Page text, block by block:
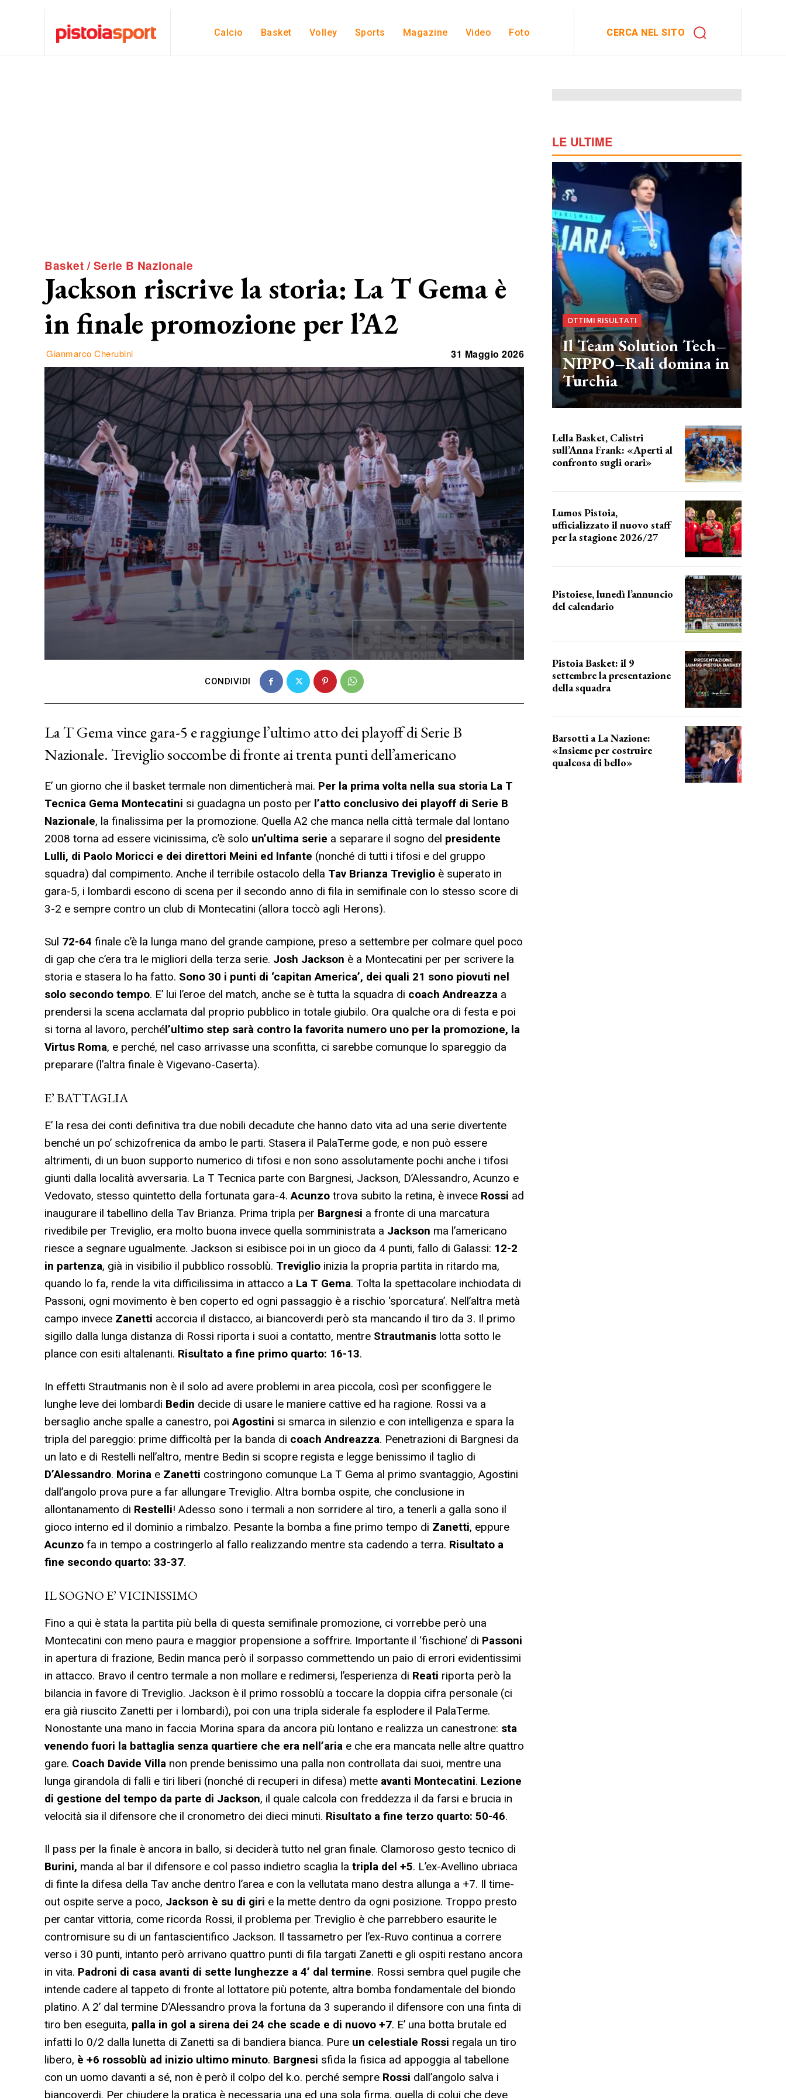
Calcio Basket Volley Sports Magazine Video Foto CERCA NEL SITO
Basket / Serie B Nazionale
Jackson riscrive la storia: La T Gema è
in finale promozione per l’A2
Gianmarco Cherubini 31 Maggio 2026
CONDIVIDI
La T Gema vince gara-5 e raggiunge l’ultimo atto dei playoff di Serie B
Nazionale. Treviglio soccombe di fronte ai trenta punti dell’americano
E’ un giorno che il basket termale non dimenticherà mai. Per la prima volta nella sua storia La T
Tecnica Gema Montecatini si guadagna un posto per l’atto conclusivo dei playoff di Serie B
Nazionale, la finalissima per la promozione. Quella A2 che manca nella città termale dal lontano
2008 torna ad essere vicinissima, c’è solo un’ultima serie a separare il sogno del presidente
Lulli, di Paolo Moricci e dei direttori Meini ed Infante (nonché di tutti i tifosi e del gruppo
squadra) dal compimento. Anche il terribile ostacolo della Tav Brianza Treviglio è superato in
gara-5, i lombardi escono di scena per il secondo anno di fila in semifinale con lo stesso score di
3-2 e sempre contro un club di Montecatini (allora toccò agli Herons).
Sul 72-64 finale c’è la lunga mano del grande campione, preso a settembre per colmare quel poco
di gap che c’era tra le migliori della terza serie. Josh Jackson è a Montecatini per per scrivere la
storia e stasera lo ha fatto. Sono 30 i punti di ‘capitan America’, dei quali 21 sono piovuti nel
solo secondo tempo. E’ lui l’eroe del match, anche se è tutta la squadra di coach Andreazza a
prendersi la scena acclamata dal proprio pubblico in totale giubilo. Ora qualche ora di festa e poi
si torna al lavoro, perchél’ultimo step sarà contro la favorita numero uno per la promozione, la
Virtus Roma, e perché, nel caso arrivasse una sconfitta, ci sarebbe comunque lo spareggio da
preparare (l’altra finale è Vigevano-Caserta).
E’ BATTAGLIA
E’ la resa dei conti definitiva tra due nobili decadute che hanno dato vita ad una serie divertente
benché un po’ schizofrenica da ambo le parti. Stasera il PalaTerme gode, e non può essere
altrimenti, di un buon supporto numerico di tifosi e non sono assolutamente pochi anche i tifosi
giunti dalla località avversaria. La T Tecnica parte con Bargnesi, Jackson, D’Alessandro, Acunzo e
Vedovato, stesso quintetto della fortunata gara-4.Acunzo trova subito la retina, è invece Rossi ad
inaugurare il tabellino della Tav Brianza. Prima tripla per Bargnesi a fronte di una marcatura
rivedibile per Treviglio, era molto buona invece quella somministrata a Jackson ma l’americano
riesce a segnare ugualmente. Jackson si esibisce poi in un gioco da 4 punti, fallo di Galassi: 12-2
in partenza, già in visibilio il pubblico rossoblù. Treviglio inizia la propria partita in ritardo ma,
quando lo fa, rende la vita difficilissima in attacco a La T Gema. Tolta la spettacolare inchiodata di
Passoni, ogni movimento è ben coperto ed ogni passaggio è a rischio ‘sporcatura’. Nell’altra metà
campo invece Zanetti accorcia il distacco, ai biancoverdi però sta mancando il tiro da 3. Il primo
sigillo dalla lunga distanza di Rossi riporta i suoi a contatto, mentre Strautmanis lotta sotto le
plance con esiti altalenanti. Risultato a fine primo quarto: 16-13.
In effetti Strautmanis non è il solo ad avere problemi in area piccola, così per sconfiggere le
lunghe leve dei lombardi Bedin decide di usare le maniere cattive ed ha ragione. Rossi va a
bersaglio anche spalle a canestro, poiAgostini si smarca in silenzio e con intelligenza e spara la
tripla del pareggio: prime difficoltà per la banda di coach Andreazza. Penetrazioni di Bargnesi da
un lato e di Restelli nell’altro, mentre Bedin si scopre regista e legge benissimo il taglio di
D’Alessandro. Morina e Zanetti costringono comunque La T Gema al primo svantaggio, Agostini
dall’angolo prova pure a far allungare Treviglio. Altra bomba ospite, che conclusione in
allontanamento di Restelli! Adesso sono i termali a non sorridere al tiro, a tenerli a galla sono il
gioco interno ed il dominio a rimbalzo. Pesante la bomba a fine primo tempo di Zanetti, eppure
Acunzo fa in tempo a costringerlo al fallo realizzando mentre sta cadendo a terra. Risultato a
fine secondo quarto: 33-37.
IL SOGNO E’ VICINISSIMO
Fino a qui è stata la partita più bella di questa semifinale promozione, ci vorrebbe però una
Montecatini con meno paura e maggior propensione a soffrire. Importante il ‘fischione’ di Passoni
in apertura di frazione, Bedin manca però il sorpasso commettendo un paio di errori evidentissimi
in attacco. Bravo il centro termale a non mollare e redimersi, l’esperienza di Reati riporta però la
bilancia in favore di Treviglio. Jackson è il primo rossoblù a toccare la doppia cifra personale (ci
era già riuscito Zanetti per i lombardi), poi con una tripla siderale fa esplodere il PalaTerme.
Nonostante una mano in faccia Morina spara da ancora più lontano e realizza un canestrone: sta
venendo fuori la battaglia senza quartiere che era nell’aria e che era mancata nelle altre quattro
gare. Coach Davide Villa non prende benissimo una palla non controllata dai suoi, mentre una
lunga girandola di falli e tiri liberi (nonché di recuperi in difesa) mette avanti Montecatini. Lezione
di gestione del tempo da parte di Jackson, il quale calcola con freddezza il da farsi e brucia in
velocità sia il difensore che il cronometro dei dieci minuti. Risultato a fine terzo quarto: 50-46.
Il pass per la finale è ancora in ballo, si deciderà tutto nel gran finale. Clamoroso gesto tecnico di
Burini, manda al bar il difensore e col passo indietro scaglia la tripla del +5. L’ex-Avellino ubriaca
di finte la difesa della Tav anche dentro l’area e con la vellutata mano destra allunga a +7. Il time-
out ospite serve a poco, Jackson è su di giri e la mette dentro da ogni posizione. Troppo presto
per cantar vittoria, come ricorda Rossi, il problema per Treviglio è che parrebbero esaurite le
contromisure su di un fantascientifico Jackson. Il tassametro per l’ex-Ruvo continua a correre
verso i 30 punti, intanto però arrivano quattro punti di fila targati Zanetti e gli ospiti restano ancora
in vita. Padroni di casa avanti di sette lunghezze a 4’ dal termine. Rossi sembra quel pugile che
intende cadere al tappeto di fronte al lottatore più potente, altra bomba fondamentale del biondo
platino. A 2’ dal termine D’Alessandro prova la fortuna da 3 superando il difensore con una finta di
tiro ben eseguita, palla in gol a sirena dei 24 che scade e di nuovo +7. E’ una botta brutale ed
infatti lo 0/2 dalla lunetta di Zanetti sa di bandiera bianca. Pure un celestiale Rossi regala un tiro
libero, è +6 rossoblù ad inizio ultimo minuto. Bargnesi sfida la fisica ad appoggia al tabellone
con un uomo davanti a sé, non è però il colpo del k.o. perché sempre Rossi dall’angolo salva i
biancoverdi. Per chiudere la pratica è necessaria una ed una sola firma, quella di colui che deve
LE ULTIME
OTTIMI RISULTATI
Il Team Solution Tech–
NIPPO–Rali domina in
Turchia
Lella Basket, Calistri
sull’Anna Frank: «Aperti al
confronto sugli orari»
Lumos Pistoia,
ufficializzato il nuovo staff
per la stagione 2026/27
Pistoiese, lunedì l’annuncio
del calendario
Pistoia Basket: il 9
settembre la presentazione
della squadra
Barsotti a La Nazione:
«Insieme per costruire
qualcosa di bello»